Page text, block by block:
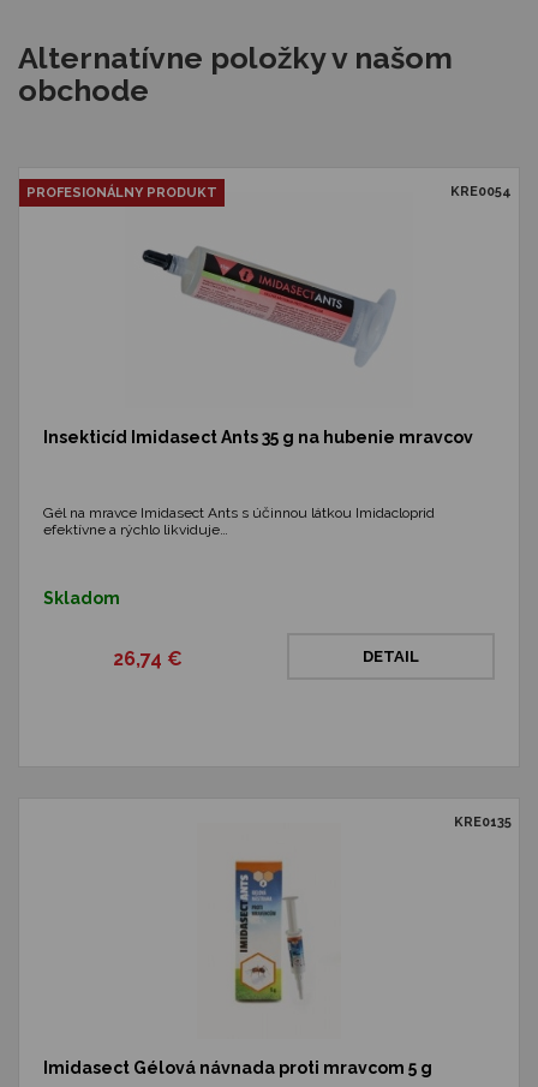
Alternatívne položky v našom
obchode
KRE0054
PROFESIONÁLNY PRODUKT
Insekticíd Imidasect Ants 35 g na hubenie mravcov
Gél na mravce Imidasect Ants s účinnou látkou Imidacloprid
efektívne a rýchlo likviduje…
Skladom
26,74 € DETAIL
KRE0135
Imidasect Gélová návnada proti mravcom 5 g